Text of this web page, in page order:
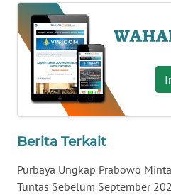
Berita Terkait
Purbaya Ungkap Prabowo
Tuntas Sebelum September
KALTENG
WN
KALTARA
WN
WN
KALTIM